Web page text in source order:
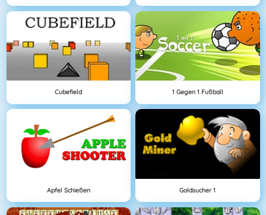
Cubefield 1 Gegen 1 Fußball
Apfel Schießen Goldsucher 1